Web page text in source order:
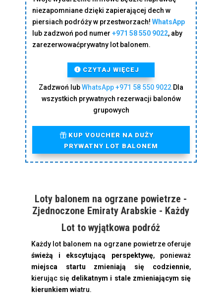
niezapomniane dzięki zapierającej dech w
piersiach podróży w przestworzach!WhatsApp
lub zadzwoń pod numer+971 58 550 9022, aby
zarezerwowaćprywatny lot balonem.
CZYTAJ WIĘCEJ
Zadzwoń lubWhatsApp+971 58 550 9022 Dla
wszystkich prywatnych rezerwacji balonów
grupowych
KUP VOUCHER NA DUŻY
PRYWATNY LOT BALONEM
Loty balonem na ogrzane powietrze -
Zjednoczone Emiraty Arabskie - Każdy
Lot to wyjątkowa podróż
Każdy lot balonem na ogrzane powietrze oferuje
świeżą i ekscytującą perspektywę, ponieważ
miejsca startu zmieniają się codziennie,
kierując się delikatnym i stale zmieniającym się
kierunkiem wiatru.